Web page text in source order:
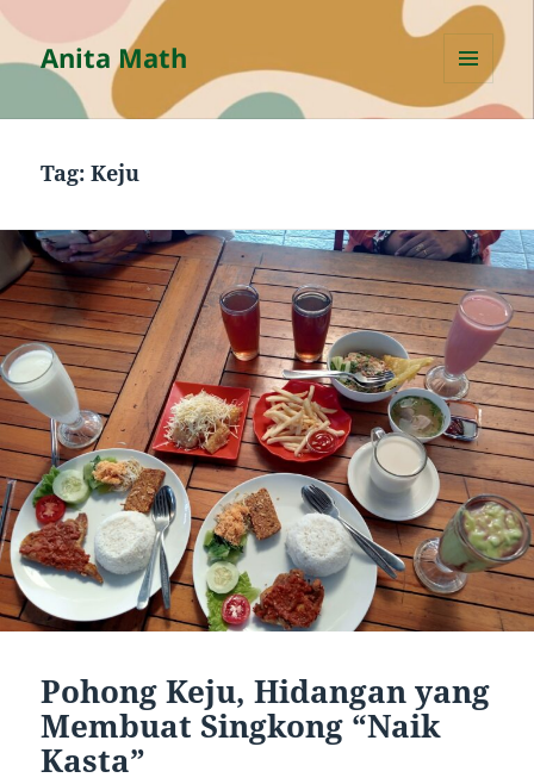
Anita Math
MENU
AND
Tag:Keju
Pohong Keju, Hidangan yang
Membuat Singkong “Naik
Kasta”